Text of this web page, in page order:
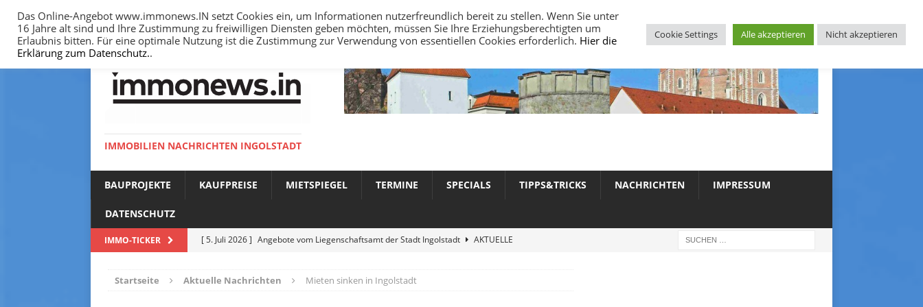
HOME IMPRESSUM DATENSCHUTZ
IMMOBILIEN NACHRICHTEN INGOLSTADT
BAUPROJEKTE KAUFPREISE MIETSPIEGEL TERMINE SPECIALS TIPPS&TRICKS NACHRICHTEN IMPRESSUM
DATENSCHUTZ
IMMO-TICKER [ 5. Juli 2026 ] Angebote vom Liegenschaftsamt der Stadt Ingolstadt
AKTUELLE
[ 14. Juni 2026 ] Bodenrichtwerte 2026 in Ingolstadt
AKTUELLE NACHRICHTEN
Startseite Aktuelle Nachrichten Mieten sinken in Ingolstadt
Das Online-Angebot www.immonews.IN setzt Cookies ein, um Informationen nutzerfreundlich bereit zu stellen. Wenn Sie unter
16 Jahre alt sind und Ihre Zustimmung zu freiwilligen Diensten geben möchten, müssen Sie Ihre Erziehungsberechtigten um
Erlaubnis bitten. Für eine optimale Nutzung ist die Zustimmung zur Verwendung von essentiellen Cookies erforderlich. Hier die
Erklärung zum Datenschutz..
Cookie Settings Alle akzeptieren Nicht akzeptieren